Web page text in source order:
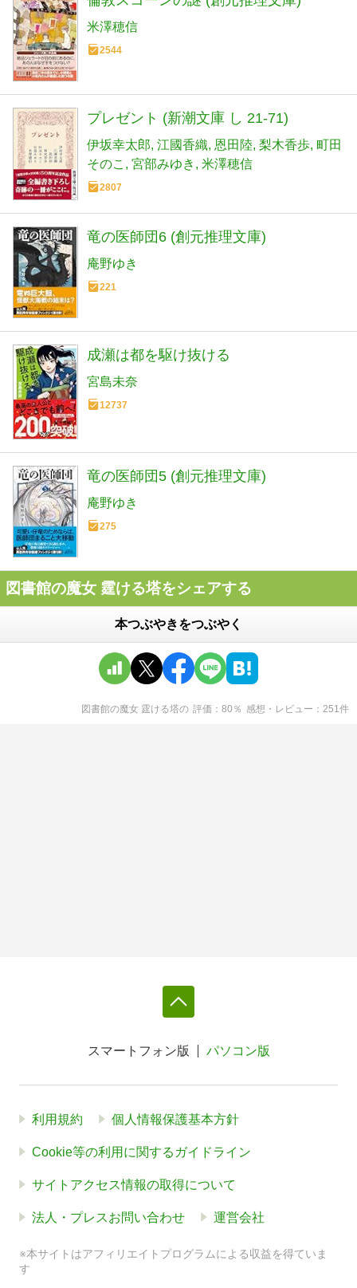
米澤穂信
2544
プレゼント (新潮文庫 し 21-71)
伊坂幸太郎 江國香織 恩田陸 梨木香歩 町田
そのこ
宮部みゆき 米澤穂信
2807
竜の医師団6 (創元推理文庫)
庵野ゆき
221
成瀬は都を駆け抜ける
宮島未奈
12737
竜の医師団5 (創元推理文庫)
庵野ゆき
275
図書館の魔女 霆ける塔をシェアする
本つぶやきをつぶやく
図書館の魔女 霆ける塔の 評価 80 ％ 感想・レビュー 251件
スマートフォン版 パソコン版
利用規約 個人情報保護基本方針
Cookie等の利用に関するガイドライン
サイトアクセス情報の取得について
法人・プレスお問い合わせ 運営会社
※本サイトはアフィリエイトプログラムによる収益を得ていま
す